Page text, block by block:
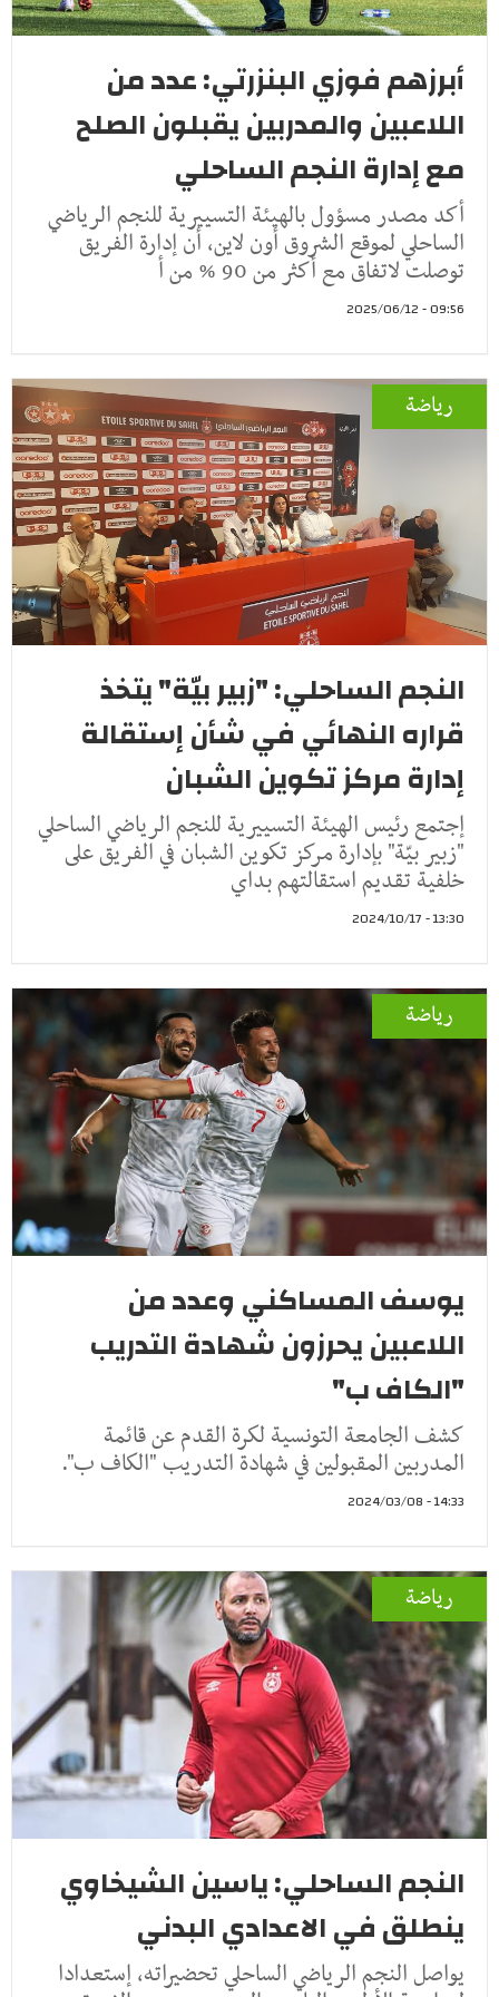
أبرزهم فوزي البنزرتي: عدد من
اللاعبين والمدربين يقبلون الصلح
مع إدارة النجم الساحلي
أكد مصدر مسؤول بالهيئة التسييرية للنجم الرياضي
الساحلي لموقع الشروق أون لاين، أن إدارة الفريق
توصلت لاتفاق مع أكثر من 90 % من أ
09:56 - 2025/06/12
رياضة
النجم الساحلي: "زبير بيّة" يتخذ
قراره النهائي في شأن إستقالة
إدارة مركز تكوين الشبان
إجتمع رئيس الهيئة التسييرية للنجم الرياضي الساحلي
"زبير بيّة" بإدارة مركز تكوين الشبان في الفريق على
خلفية تقديم استقالتهم بداي
13:30 - 2024/10/17
رياضة
يوسف المساكني وعدد من
اللاعبين يحرزون شهادة التدريب
"الكاف ب"
كشف الجامعة التونسية لكرة القدم عن قائمة
المدربين المقبولين في شهادة التدريب "الكاف ب".
14:33 - 2024/03/08
رياضة
النجم الساحلي: ياسين الشيخاوي
ينطلق في الاعدادي البدني
يواصل النجم الرياضي الساحلي تحضيراته، إستعدادا